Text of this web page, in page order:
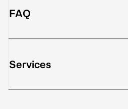
FAQ
Services